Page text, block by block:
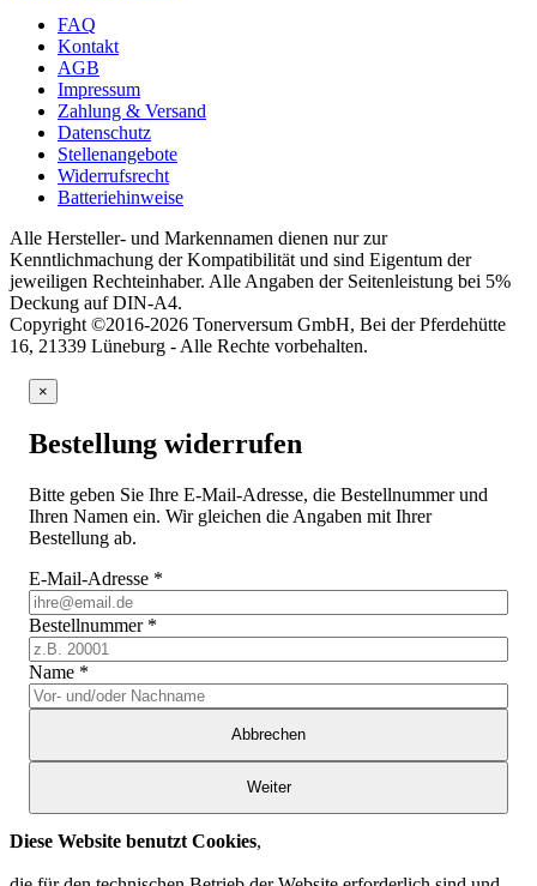
FAQ
Kontakt
AGB
Impressum
Zahlung & Versand
Datenschutz
Stellenangebote
Widerrufsrecht
Batteriehinweise
Alle Hersteller- und Markennamen dienen nur zur
Kenntlichmachung der Kompatibilität und sind Eigentum der
jeweiligen Rechteinhaber. Alle Angaben der Seitenleistung bei 5%
Deckung auf DIN-A4.
Copyright ©2016-2026 Tonerversum GmbH, Bei der Pferdehütte
16, 21339 Lüneburg - Alle Rechte vorbehalten.
×
Bestellung widerrufen
Bitte geben Sie Ihre E-Mail-Adresse, die Bestellnummer und
Ihren Namen ein. Wir gleichen die Angaben mit Ihrer
Bestellung ab.
E-Mail-Adresse *
Bestellnummer *
Name *
Abbrechen
Weiter
Diese Website benutzt Cookies,